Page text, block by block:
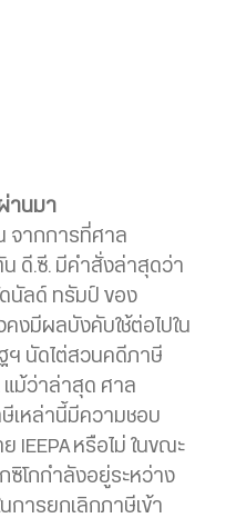
านมา
จากการที่ศาล
ดี.ซี. มีคำสั่งล่าสุดว่า
นัลด์ ทรัมป์ ของ
คงมีผลบังคับใช้ต่อไปใน
นัดไต่สวนคดีภาษี
แม้ว่าล่าสุด ศาล
เหล่านี้มีความชอบ
IEEPA หรือไม่ ในขณะ
ซิโกกำลังอยู่ระหว่าง
ารยกเลิกภาษีเข้า